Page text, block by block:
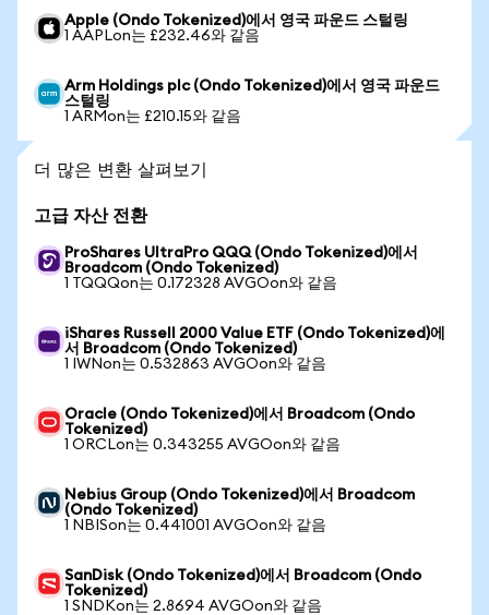
Apple (Ondo Tokenized)에서 영국 파운드 스털링
1 AAPLon는 £232.46와 같음
Arm Holdings plc (Ondo Tokenized)에서 영국 파운드
스털링
1 ARMon는 £210.15와 같음
더 많은 변환 살펴보기
고급 자산 전환
ProShares UltraPro QQQ (Ondo Tokenized)에서
Broadcom (Ondo Tokenized)
1 TQQQon는 0.172328 AVGOon와 같음
iShares Russell 2000 Value ETF (Ondo Tokenized)에
서 Broadcom (Ondo Tokenized)
1 IWNon는 0.532863 AVGOon와 같음
Oracle (Ondo Tokenized)에서 Broadcom (Ondo
Tokenized)
1 ORCLon는 0.343255 AVGOon와 같음
Nebius Group (Ondo Tokenized)에서 Broadcom
(Ondo Tokenized)
1 NBISon는 0.441001 AVGOon와 같음
SanDisk (Ondo Tokenized)에서 Broadcom (Ondo
Tokenized)
1 SNDKon는 2.8694 AVGOon와 같음